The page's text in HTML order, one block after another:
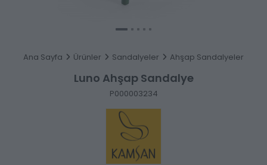
Ana Sayfa Ürünler Sandalyeler Ahşap Sandalyeler
Luno Ahşap Sandalye
P000003234